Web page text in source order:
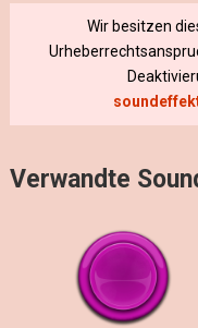
Wir besitzen
Verwandte